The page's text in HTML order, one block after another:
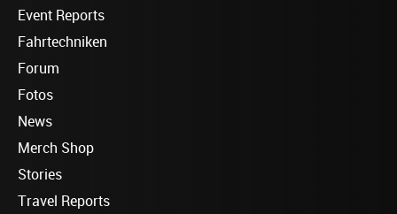
Event Reports
Fahrtechniken
Forum
Fotos
News
Merch Shop
Stories
Travel Reports